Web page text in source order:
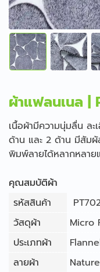
ผ้าแฟลนเนล |
เนื้อผ้ามีความนุ่มลื่น ล
ด้าน และ 2 ด้าน มีสัมผั
พิมพ์ลายได้หลากหลาย
คุณสมบัติผ้า
รหัสสินค้า
วัสดุผ้า
Micro
ประเภทผ้า
ลายผ้า
Nature